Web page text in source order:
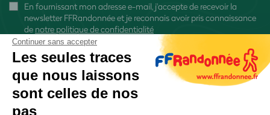
En fournissant mon adresse e-mail, j'accepte de recevoir la
newsletter FFRandonnée et je reconnais avoir pris connaissance
de notre politique de confidentialité
Continuer sans accepter
Les seules traces
que nous laissons
sont celles de nos
pas